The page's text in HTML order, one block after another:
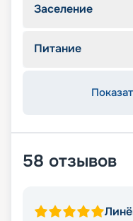
Заселение
Питание
58 отзывов